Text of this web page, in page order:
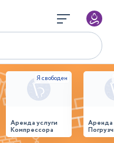
Аренда услуги
Компрессора